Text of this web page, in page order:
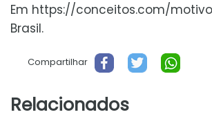
Em https://conceitos.com/
Brasil.
Compartilhar
Relacionados